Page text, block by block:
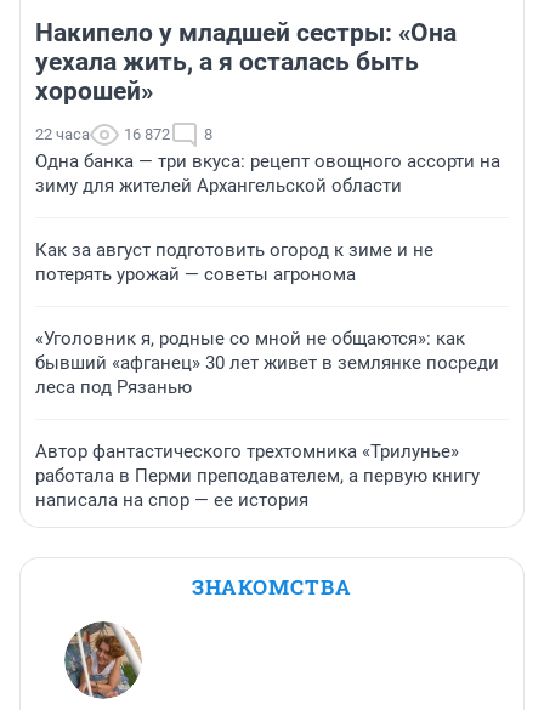
Накипело у младшей сестры: «Она
уехала жить, а я осталась быть
хорошей»
22 часа 16 872 8
Одна банка — три вкуса: рецепт овощного ассорти на
зиму для жителей Архангельской области
Как за август подготовить огород к зиме и не
потерять урожай — советы агронома
«Уголовник я, родные со мной не общаются»: как
бывший «афганец» 30 лет живет в землянке посреди
леса под Рязанью
Автор фантастического трехтомника «Трилунье»
работала в Перми преподавателем, а первую книгу
написала на спор — ее история
ЗНАКОМСТВА